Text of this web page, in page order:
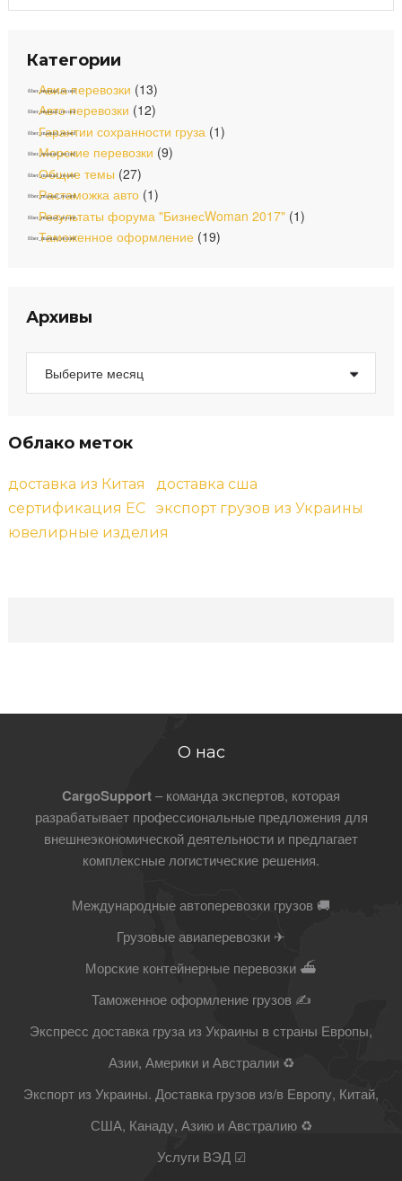
b
a
u
a
Категории
Авиа перевозки (13)
Авто перевозки (12)
Гарантии сохранности груза (1)
Морские перевозки (9)
Общие темы (27)
Растаможка авто (1)
Результаты форума "БизнесWoman 2017" (1)
Таможенное оформление (19)
Архивы
ы
Облако меток
доставка из Китая
доставка сша
сертификация ЕС
экспорт грузов из Украины
ювелирные изделия
О нас
CargoSupport– команда экспертов, которая
разрабатывает профессиональные предложения для
внешнеэкономической деятельности и предлагает
комплексные логистические решения.
Международные автоперевозки грузов 🚚
Грузовые авиаперевозки ✈
Морские контейнерные перевозки ⛴
Таможенное оформление грузов ✍
Экспресс доставка груза из Украины в страны Европы,
Азии, Америки и Австралии ♻
Экспорт из Украины. Доставка грузов из/в Европу, Китай,
США, Канаду, Азию и Австралию ♻
Услуги ВЭД ☑